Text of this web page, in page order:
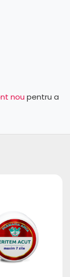
nou pentru a